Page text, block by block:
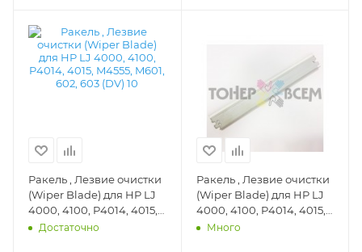
Ракель , Лезвие очистки
(Wiper Blade) для HP LJ
4000, 4100, P4014, 4015,
M4555, M601, 602, 603
Достаточно
Ракель , Лезвие очистки
(Wiper Blade) для HP LJ
4000, 4100, P4014, 4015,
M4555, M601, 602, 603 (DV
Много